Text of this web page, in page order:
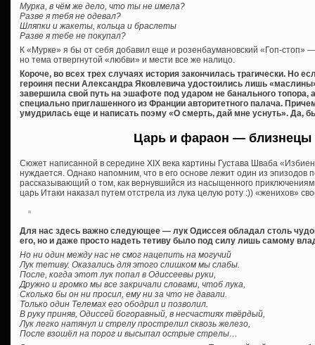
Мурка, в чём же дело, что ты не имела?
Разве я тебя не одевал?
Шляпки и жакеты, кольца и браслеты
Разве я тебе не покупал?
К «Мурке» я бы от себя добавил еще и розенбаумановский «Гоп-стоп»
но тема отвергнутой «любви» и мести все же налицо.
Короче, во всех трех случаях история закончилась трагически. Но
героиня песни Александра Яковлевича удостоились лишь
завершила свой путь на эшафоте под ударом не банального
специально приглашенного из Франции авторитетного палача.
умудрилась еще и написать поэму «О смерть, дай мне уснуть». Да,
Царь и фараон — близнецы
Сюжет написанной в середине XIX века картины Густава Шваба
нуждается. Однако напомним, что в его основе лежит один из
рассказывающий о том, как вернувшийся из насыщенного
царь Итаки наказал путем отстрела из лука целую роту :)) «женихов»
Для нас здесь важно следующее — лук Одиссея обладал столь
его, но и даже просто надеть тетиву было под силу лишь самому
Но ни один между нас не смог нацепить на могучий
Лук тетиву. Оказались для этого слишком мы слабы.
После, когда этот лук попал в Одиссеевы руки,
Дружно и громко мы все закричали словами, чтоб лука,
Сколько бы он ни просил, ему ни за что не давали.
Только один Телемах его ободрил и позволил.
В руку приняв, Одиссей богоравный, в несчастиях твёрдый,
Лук легко натянул и стрелу прострелил сквозь железо,
После взошёл на порог и высыпал острые стрелы…